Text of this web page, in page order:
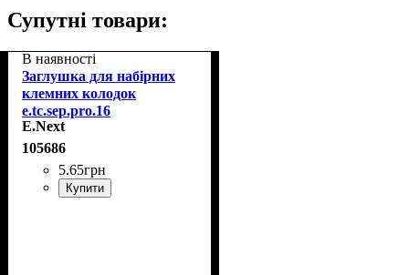
Супутні товари:
В наявності
Заглушка для набірних
клемних колодок
e.tc.sep.pro.16
E.Next
105686
5.65грн
Купити